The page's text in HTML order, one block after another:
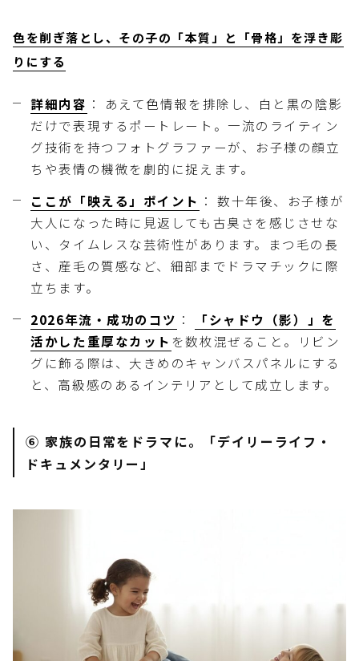
色を削ぎ落とし、その子の「本質」と「骨格」を浮き彫
りにする
詳細内容 ： あえて色情報を排除し、白と黒の陰影
だけで表現するポートレート。一流のライティン
グ技術を持つフォトグラファーが、お子様の顔立
ちや表情の機微を劇的に捉えます。
ここが「映える」ポイント ： 数十年後、お子様が
大人になった時に見返しても古臭さを感じさせな
い、タイムレスな芸術性があります。まつ毛の長
さ、産毛の質感など、細部までドラマチックに際
立ちます。
2026年流・成功のコツ ：
「シャドウ（影）」を
活かした重厚なカット を数枚混ぜること。リビン
グに飾る際は、大きめのキャンバスパネルにする
と、高級感のあるインテリアとして成立します。
⑥ 家族の日常をドラマに。「デイリーライフ・
ドキュメンタリー」